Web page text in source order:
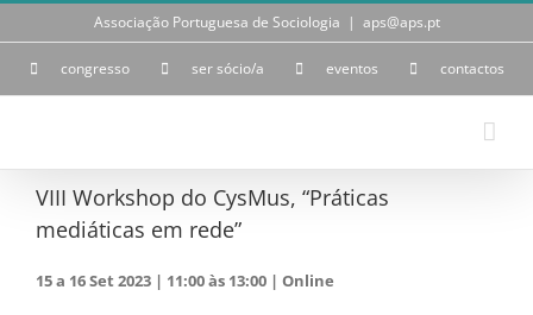
Skip
Associação Portuguesa de Sociologia | aps@aps.pt
congresso ser sócio/a eventos contactos
VIII Workshop do CysMus, “Práticas
mediáticas em rede”
15 a 16 Set 2023 | 11:00 às 13:00 | Online